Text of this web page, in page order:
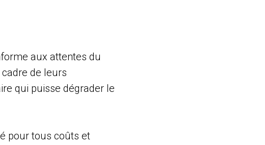
aux attentes du
de leurs
qui puisse dégrader le
pour tous coûts et